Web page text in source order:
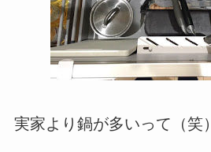
実家より鍋が多いって（笑）